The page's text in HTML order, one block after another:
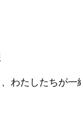
わたしたちが一